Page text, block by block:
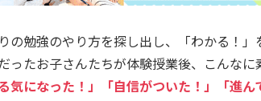
の勉強のやり方を探し出し、「わかる！」
ったお子さんたちが体験授業後、こんなに
気になった！」「自信がついた！」「進ん